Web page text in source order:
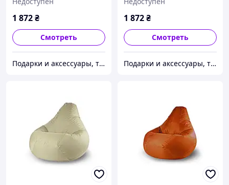
1 872₴
Смотреть
Подарки и аксессуары, товары для Вашего имиджа и комфорта.
1 872₴
Смотреть
Подарки и аксессуары, товары для Вашего имиджа и комфорта.